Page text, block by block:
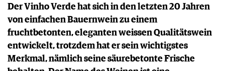
ABO
WEINSUCHE
NEWSLETTER
WINE TRADE CLUB
REDAKTION
JOBS
Der Vinho Verde hat sich in den letzten 20 Jahren
von einfachen Bauernwein zu einem
fruchtbetonten, eleganten weissen Qualitätswein
entwickelt, trotzdem hat er sein wichtigstes
Merkmal, nämlich seine säurebetonte Frische